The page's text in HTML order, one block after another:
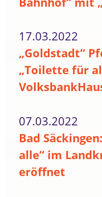
17.03.2022
„Goldstadt“
„Toilette für
07.03.2022
Bad
alle“ im
eröffnet